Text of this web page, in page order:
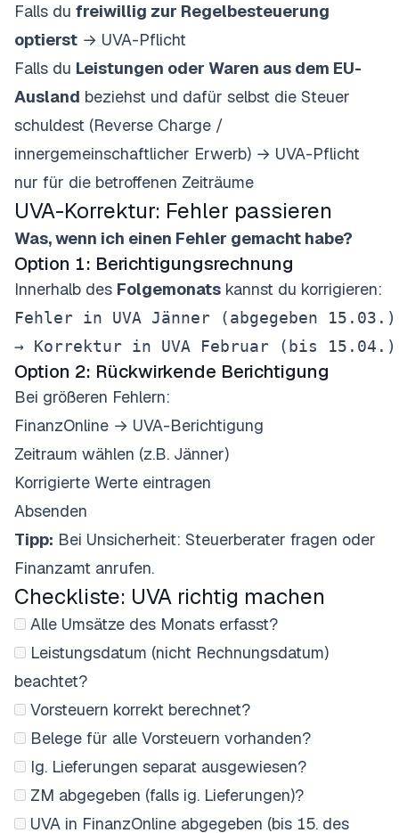
Falls du freiwillig zur Regelbesteuerung
optierst → UVA-Pflicht
Falls du Leistungen oder Waren aus dem EU-
Ausland beziehst und dafür selbst die Steuer
schuldest (Reverse Charge /
innergemeinschaftlicher Erwerb) → UVA-Pflicht
nur für die betroffenen Zeiträume
UVA-Korrektur: Fehler passieren
Was, wenn ich einen Fehler gemacht habe?
Option 1: Berichtigungsrechnung
Innerhalb des Folgemonats kannst du korrigieren:
Fehler in UVA Jänner (abgegeben 15.03.)
Option 2: Rückwirkende Berichtigung
Bei größeren Fehlern:
FinanzOnline → UVA-Berichtigung
Zeitraum wählen (z.B. Jänner)
Korrigierte Werte eintragen
Absenden
Tipp: Bei Unsicherheit: Steuerberater fragen oder
Finanzamt anrufen.
Checkliste: UVA richtig machen
Alle Umsätze des Monats erfasst?
Leistungsdatum (nicht Rechnungsdatum)
beachtet?
Vorsteuern korrekt berechnet?
Belege für alle Vorsteuern vorhanden?
Ig. Lieferungen separat ausgewiesen?
ZM abgegeben (falls ig. Lieferungen)?
UVA in FinanzOnline abgegeben (bis 15. des